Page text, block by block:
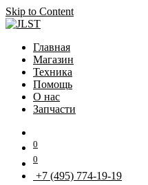
Skip to Content
Главная
Магазин
Техника
Помощь
О нас
Запчасти
0
0
+7 (495) 774-19-19